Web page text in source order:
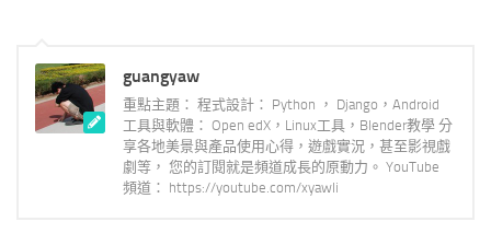
guangyaw
重點主題： 程式設計： Python ， Django，Android
工具與軟體： Open edX，Linux工具，Blender教學 分
享各地美景與產品使用心得，遊戲實況，甚至影視戲
劇等， 您的訂閱就是頻道成長的原動力。 YouTube
頻道： https://youtube.com/xyawli